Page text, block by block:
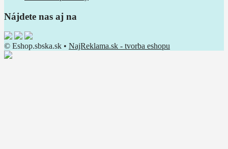
Nájdete nas aj na
© Eshop.sbska.sk • NajReklama.sk - tvorba eshopu